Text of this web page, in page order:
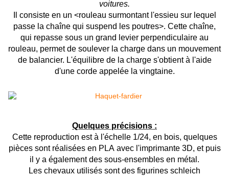
voitures.
Il consiste en un <rouleau surmontant l'essieu sur lequel
passe la chaîne qui suspend les poutres>. Cette chaîne,
qui repasse sous un grand levier perpendiculaire au
rouleau, permet de soulever la charge dans un mouvement
de balancier. L'équilibre de la charge s'obtient à l'aide
d'une corde appelée la vingtaine.
Quelques précisions :
Cette reproduction est à l'échelle 1/24, en bois, quelques
pièces sont réalisées en PLA avec l'imprimante 3D, et puis
il y a également des sous-ensembles en métal.
Les chevaux utilisés sont des figurines schleich